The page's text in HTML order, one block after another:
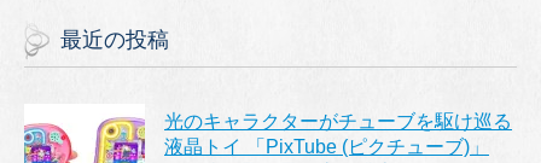
最近の投稿
光のキャラクターがチューブを駆け巡る
液晶トイ 「PixTube (ピクチューブ)」